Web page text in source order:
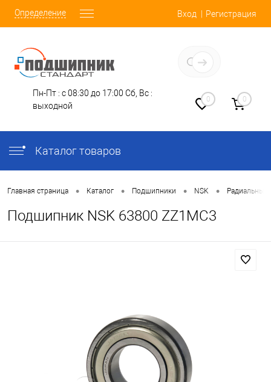
Определение Вход Регистрация
Пн-Пт : с 08:30 до 17:00 Сб, Вс :
выходной
0 0
Каталог товаров
Главная страница • Каталог • Подшипники • NSK •
Подшипник NSK 63800 ZZ1MC3